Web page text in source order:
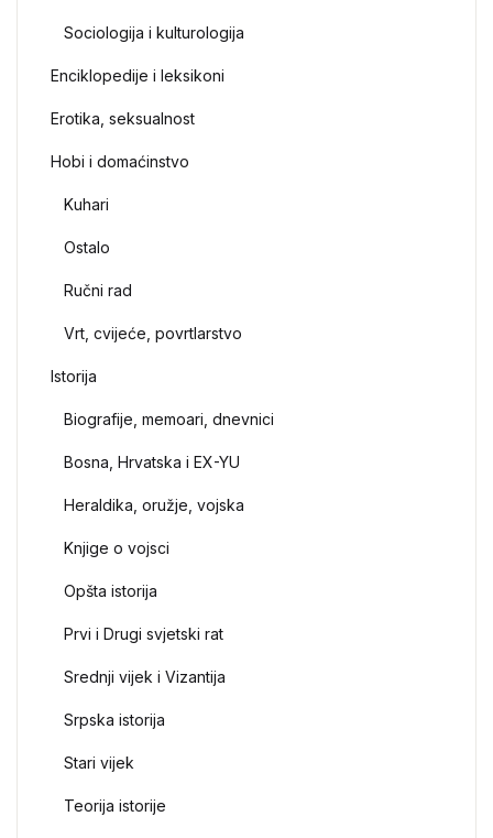
Sociologija i kulturologija
Enciklopedije i leksikoni
Erotika, seksualnost
Hobi i domaćinstvo
Kuhari
Ostalo
Ručni rad
Vrt, cvijeće, povrtlarstvo
Istorija
Biografije, memoari, dnevnici
Bosna, Hrvatska i EX-YU
Heraldika, oružje, vojska
Knjige o vojsci
Opšta istorija
Prvi i Drugi svjetski rat
Srednji vijek i Vizantija
Srpska istorija
Stari vijek
Teorija istorije